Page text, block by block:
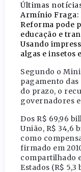
Últimas
Armínio Fraga:
Reforma pode
educação e
Usando
algas e insetos
Segundo o
pagamento
do prazo, o
governadores
Dos R$ 69,96
União, R$ 34,6
como
firmado em
compartilhado
Estados (R$